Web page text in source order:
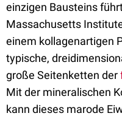
einzigen Bausteins
Massachusetts
einem kollagenartigen
typische,
große Seitenketten der
Mit der mineralischen
kann dieses marode